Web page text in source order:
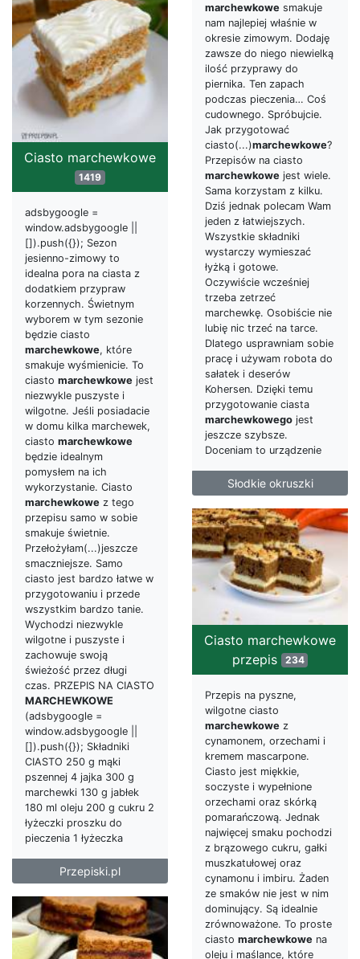
marchewkowe smakuje
nam najlepiej właśnie w
okresie zimowym. Dodaję
zawsze do niego niewielką
ilość przyprawy do
piernika. Ten zapach
podczas pieczenia… Coś
cudownego. Spróbujcie.
Jak przygotować
ciasto(...)marchewkowe?
Przepisów na ciasto
marchewkowe jest wiele.
Sama korzystam z kilku.
Dziś jednak polecam Wam
jeden z łatwiejszych.
Wszystkie składniki
wystarczy wymieszać
łyżką i gotowe.
Oczywiście wcześniej
trzeba zetrzeć
marchewkę. Osobiście nie
lubię nic trzeć na tarce.
Dlatego usprawniam sobie
pracę i używam robota do
sałatek i deserów
Kohersen. Dzięki temu
przygotowanie ciasta
marchewkowego jest
jeszcze szybsze.
Doceniam to urządzenie
Słodkie okruszki
Ciasto marchewkowe
1419
adsbygoogle =
window.adsbygoogle ||
[]).push({}); Sezon
jesienno-zimowy to
idealna pora na ciasta z
dodatkiem przypraw
korzennych. Świetnym
wyborem w tym sezonie
będzie ciasto
marchewkowe, które
smakuje wyśmienicie. To
ciasto marchewkowe jest
niezwykle puszyste i
wilgotne. Jeśli posiadacie
w domu kilka marchewek,
ciasto marchewkowe
będzie idealnym
pomysłem na ich
wykorzystanie. Ciasto
marchewkowe z tego
przepisu samo w sobie
smakuje świetnie.
Przełożyłam(...)jeszcze
smaczniejsze. Samo
ciasto jest bardzo łatwe w
przygotowaniu i przede
wszystkim bardzo tanie.
Wychodzi niezwykle
wilgotne i puszyste i
zachowuje swoją
świeżość przez długi
czas. PRZEPIS NA CIASTO
MARCHEWKOWE
(adsbygoogle =
window.adsbygoogle ||
[]).push({}); Składniki
CIASTO 250 g mąki
pszennej 4 jajka 300 g
marchewki 130 g jabłek
180 ml oleju 200 g cukru 2
łyżeczki proszku do
pieczenia 1 łyżeczka
Przepiski.pl
Ciasto marchewkowe
przepis
234
Przepis na pyszne,
wilgotne ciasto
marchewkowe z
cynamonem, orzechami i
kremem mascarpone.
Ciasto jest miękkie,
soczyste i wypełnione
orzechami oraz skórką
pomarańczową. Jednak
najwięcej smaku pochodzi
z brązowego cukru, gałki
muszkatułowej oraz
cynamonu i imbiru. Żaden
ze smaków nie jest w nim
dominujący. Są idealnie
zrównoważone. To proste
ciasto marchewkowe na
oleju i maślance, które